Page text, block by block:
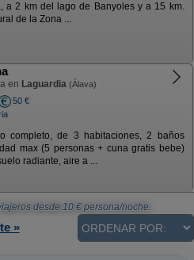
a 2 km del lago de Banyoles y a 15 km.
de la Zona ...
en Laguardia (Álava)
50 €
completo, de 3 habitaciones, 2 baños
max (5 personas + cuna gratis bebe)
radiante, aire a ...
desde 10€ persona/noche.
»